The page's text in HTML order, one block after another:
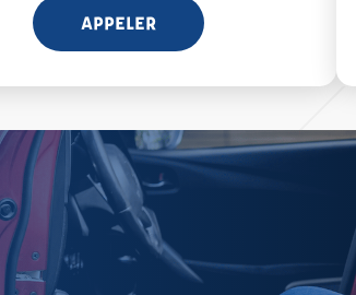
APPELER